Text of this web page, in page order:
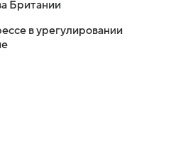
Британии
в урегулировании